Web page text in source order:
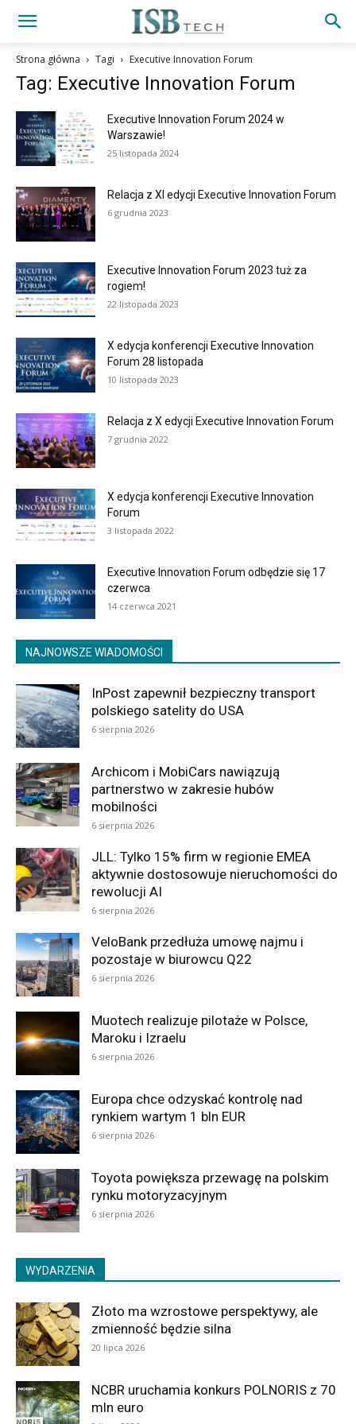
Strona główna Tagi Executive Innovation Forum
Tag: Executive Innovation Forum
Executive Innovation Forum 2024 w
Warszawie!
25 listopada 2024
Relacja z XI edycji Executive Innovation Forum
6 grudnia 2023
Executive Innovation Forum 2023 tuż za
rogiem!
22 listopada 2023
X edycja konferencji Executive Innovation
Forum 28 listopada
10 listopada 2023
Relacja z X edycji Executive Innovation Forum
7 grudnia 2022
X edycja konferencji Executive Innovation
Forum
3 listopada 2022
Executive Innovation Forum odbędzie się 17
czerwca
14 czerwca 2021
NAJNOWSZE WIADOMOŚCI
InPost zapewnił bezpieczny transport
polskiego satelity do USA
6 sierpnia 2026
Archicom i MobiCars nawiązują
partnerstwo w zakresie hubów
mobilności
6 sierpnia 2026
JLL: Tylko 15% firm w regionie EMEA
aktywnie dostosowuje nieruchomości do
rewolucji AI
6 sierpnia 2026
VeloBank przedłuża umowę najmu i
pozostaje w biurowcu Q22
6 sierpnia 2026
Muotech realizuje pilotaże w Polsce,
Maroku i Izraelu
6 sierpnia 2026
Europa chce odzyskać kontrolę nad
rynkiem wartym 1 bln EUR
6 sierpnia 2026
Toyota powiększa przewagę na polskim
rynku motoryzacyjnym
6 sierpnia 2026
WYDARZENIA
Złoto ma wzrostowe perspektywy, ale
zmienność będzie silna
20 lipca 2026
NCBR uruchamia konkurs POLNORIS z 70
mln euro